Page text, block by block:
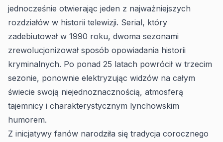
jednocześnie otwierając jeden z najważniejszych
rozdziałów w historii telewizji. Serial, który
zadebiutował w 1990 roku, dwoma sezonami
zrewolucjonizował sposób opowiadania historii
kryminalnych. Po ponad 25 latach powrócił w trzecim
sezonie, ponownie elektryzując widzów na całym
świecie swoją niejednoznacznością, atmosferą
tajemnicy i charakterystycznym lynchowskim
humorem.
Z inicjatywy fanów narodziła się tradycja corocznego